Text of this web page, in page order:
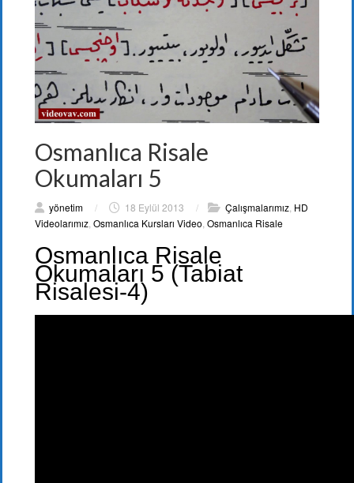
Osmanlıca Risale
Okumaları 5
yönetim / 18 Eylül 2013 / Çalışmalarımız, HD
Videolarımız,Osmanlıca Kursları Video,Osmanlıca Risale
Osmanlıca Risale
Okumaları 5 (Tabiat
Risalesi-4)